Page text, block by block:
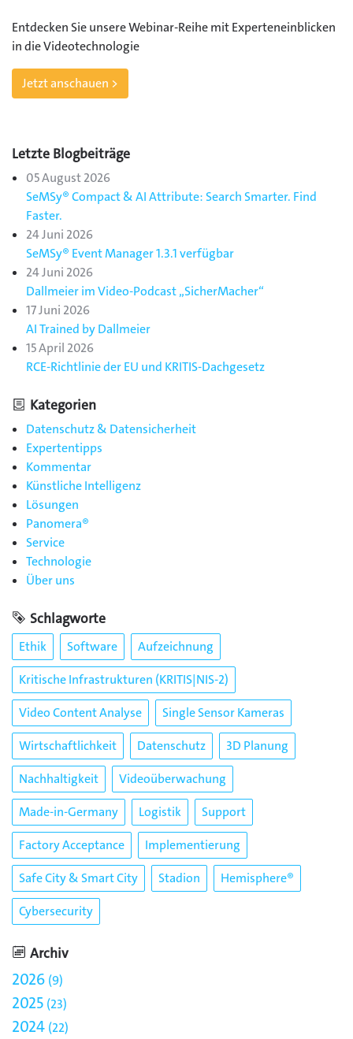
Entdecken Sie unsere Webinar-Reihe mit Experteneinblicken
in die Videotechnologie
Jetzt anschauen >
Letzte Blogbeiträge
05 August 2026
SeMSy® Compact & AI Attribute: Search Smarter. Find
Faster.
24 Juni 2026
SeMSy® Event Manager 1.3.1 verfügbar
24 Juni 2026
Dallmeier im Video-Podcast „SicherMacher“
17 Juni 2026
AI Trained by Dallmeier
15 April 2026
RCE-Richtlinie der EU und KRITIS-Dachgesetz
Kategorien
Datenschutz & Datensicherheit
Expertentipps
Kommentar
Künstliche Intelligenz
Lösungen
Panomera®
Service
Technologie
Über uns
Schlagworte
Ethik Software
Aufzeichnung
Kritische Infrastrukturen (KRITIS|NIS-2)
Video Content Analyse
Single Sensor Kameras
Wirtschaftlichkeit
Datenschutz
3D Planung
Nachhaltigkeit
Videoüberwachung
Made-in-Germany
Logistik
Support
Factory Acceptance
Implementierung
Safe City & Smart City
Stadion
Hemisphere®
Cybersecurity
Archiv
2026 9
2025 23
2024 22